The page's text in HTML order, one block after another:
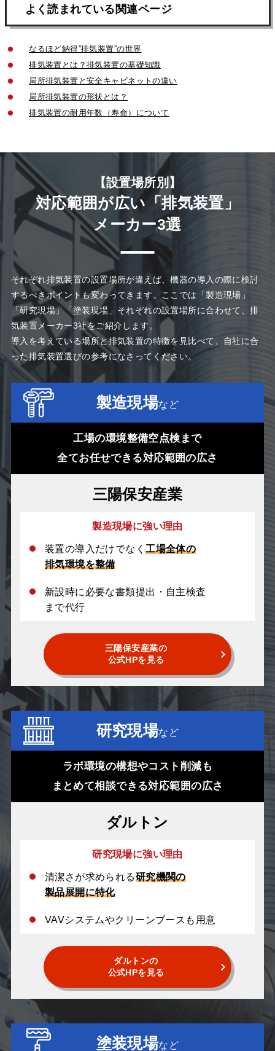
よく読まれている関連ページ
なるほど納得”排気装置”の世界
排気装置とは？排気装置の基礎知識
局所排気装置と安全キャビネットの違い
局所排気装置の形状とは？
排気装置の耐用年数（寿命）について
【設置場所別】
対応範囲が広い「排気装置」
メーカー3選
それぞれ排気装置の設置場所が違えば、機器の導入の際に検討
するべきポイントも変わってきます。ここでは「製造現場」
「研究現場」「塗装現場」それぞれの設置場所に合わせて、排
気装置メーカー3社をご紹介します。
導入を考えている場所と排気装置の特徴を見比べて、自社に合
った排気装置選びの参考になさってください。
製造現場など
工場の環境整備空点検まで
全てお任せできる対応範囲の広さ
三陽保安産業
製造現場に強い理由
装置の導入だけでなく工場全体の
排気環境を整備
新設時に必要な書類提出・自主検査
まで代行
三陽保安産業の
公式HPを見る
研究現場など
ラボ環境の構想やコスト削減も
まとめて相談できる対応範囲の広さ
ダルトン
研究現場に強い理由
清潔さが求められる研究機関の
製品展開に特化
VAVシステムやクリーンブースも用意
ダルトンの
公式HPを見る
塗装現場など